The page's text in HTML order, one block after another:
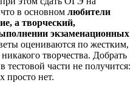
в основном любители
а творческий,
экзаменационных
оцениваются по жестким,
творчества. Добрать
части не получится:
просто нет.